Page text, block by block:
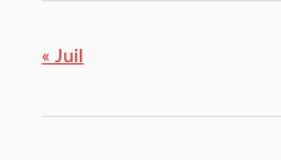
« Juil